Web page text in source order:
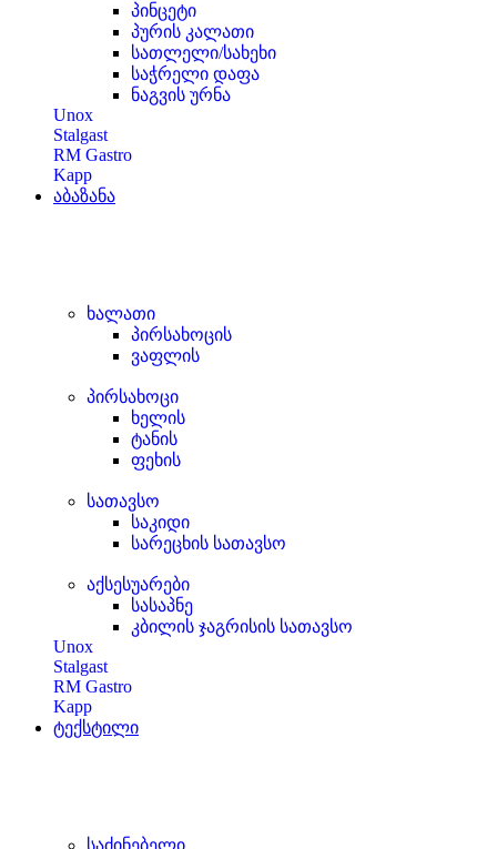
პინცეტი
პურის კალათი
სათლელი/სახეხი
საჭრელი დაფა
ნაგვის ურნა
Unox
Stalgast
RM Gastro
Kapp
აბაზანა
ხალათი
პირსახოცის
ვაფლის
პირსახოცი
ხელის
ტანის
ფეხის
სათავსო
საკიდი
სარეცხის სათავსო
აქსესუარები
სასაპნე
კბილის ჯაგრისის სათავსო
Unox
Stalgast
RM Gastro
Kapp
ტექსტილი
საძინებელი